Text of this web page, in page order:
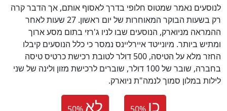
לנוסעים נאמר שמטוס חלופי בדרך לאסוף אותם, אך הדבר קרה
רק בשעות הבוקר המאוחרות של יום ראשון. 27 שעות לאחר
ההמראה מניוארק, הנוסעים שבו לניו ג'רזי בתום מסע ארוך
ומתיש ביותר. מיונייטד איירליינס נמסר כי כלל הנוסעים קיבלו
החזר מלא על הטיסה, 500 דולר לטובת רכישת כרטיס טיסה
בחברה, שובר של 100 דולר, שוברים לרכישת מזון ולינה של שני
לילות במלון סמוך לנמה"ת ניוארק.
לא
כן